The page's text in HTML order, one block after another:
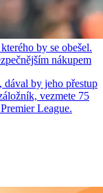
by se obešel.
nákupem
by jeho přestup
vezmete 75
League.